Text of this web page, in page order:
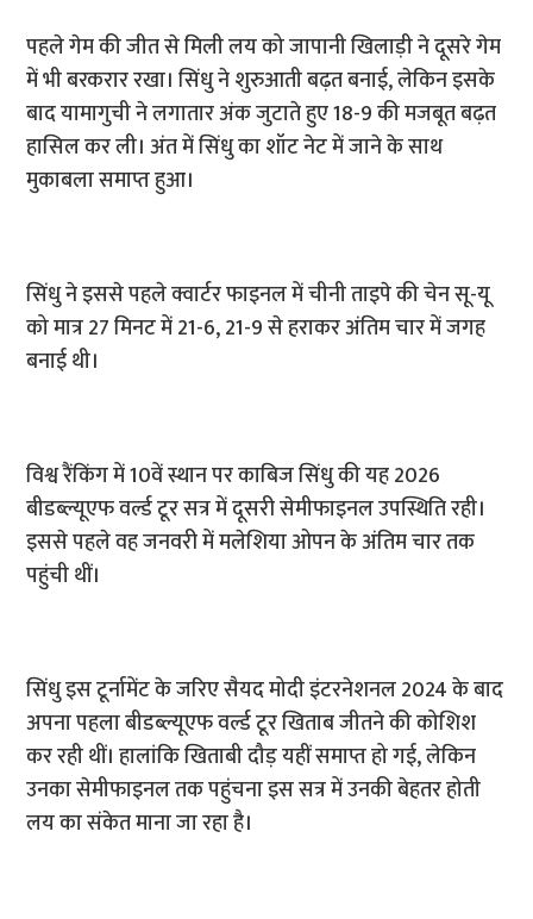
पहले गेम की जीत से मिली लय को जापानी खिलाड़ी ने दूसरे गेम
में भी बरकरार रखा। सिंधु ने शुरुआती बढ़त बनाई, लेकिन इसके
बाद यामागुची ने लगातार अंक जुटाते हुए 18-9 की मजबूत बढ़त
हासिल कर ली। अंत में सिंधु का शॉट नेट में जाने के साथ
मुकाबला समाप्त हुआ।
सिंधु ने इससे पहले क्वार्टर फाइनल में चीनी ताइपे की चेन सू-यू
को मात्र 27 मिनट में 21-6, 21-9 से हराकर अंतिम चार में जगह
बनाई थी।
विश्व रैंकिंग में 10वें स्थान पर काबिज सिंधु की यह 2026
बीडब्ल्यूएफ वर्ल्ड टूर सत्र में दूसरी सेमीफाइनल उपस्थिति रही।
इससे पहले वह जनवरी में मलेशिया ओपन के अंतिम चार तक
पहुंची थीं।
सिंधु इस टूर्नामेंट के जरिए सैयद मोदी इंटरनेशनल 2024 के बाद
अपना पहला बीडब्ल्यूएफ वर्ल्ड टूर खिताब जीतने की कोशिश
कर रही थीं। हालांकि खिताबी दौड़ यहीं समाप्त हो गई, लेकिन
उनका सेमीफाइनल तक पहुंचना इस सत्र में उनकी बेहतर होती
लय का संकेत माना जा रहा है।